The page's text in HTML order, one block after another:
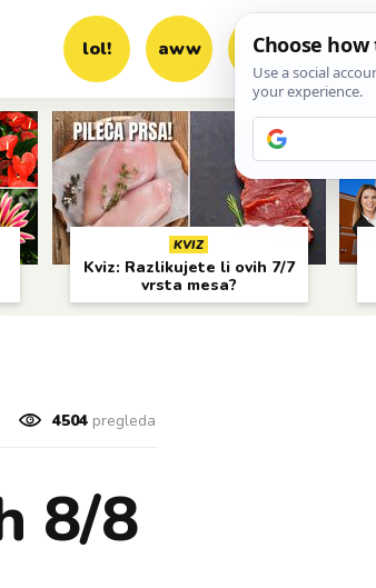
lol! aww vrh! woot?!
KVIZ
Kviz: Razlikujete li ovih 7/7
vrsta mesa?
4504pregleda
8/8